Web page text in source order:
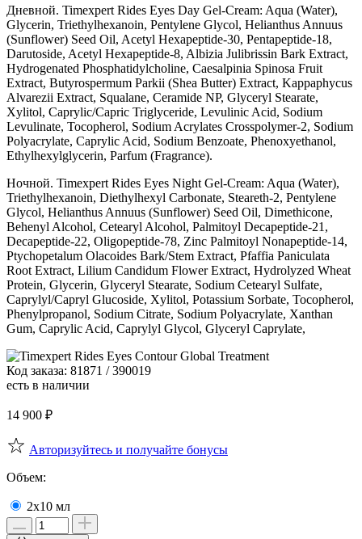
Дневной. Timexpert Rides Eyes Day Gel-Cream: Aqua (Water),
Glycerin, Triethylhexanoin, Pentylene Glycol, Helianthus Annuus
(Sunflower) Seed Oil, Acetyl Hexapeptide-30, Pentapeptide-18,
Darutoside, Acetyl Hexapeptide-8, Albizia Julibrissin Bark Extract,
Hydrogenated Phosphatidylcholine, Caesalpinia Spinosa Fruit
Extract, Butyrospermum Parkii (Shea Butter) Extract, Kappaphycus
Alvarezii Extract, Squalane, Ceramide NP, Glyceryl Stearate,
Xylitol, Caprylic/Capric Triglyceride, Levulinic Acid, Sodium
Levulinate, Tocopherol, Sodium Acrylates Crosspolymer-2, Sodium
Polyacrylate, Caprylic Acid, Sodium Benzoate, Phenoxyethanol,
Ethylhexylglycerin, Parfum (Fragrance).
Ночной. Timexpert Rides Eyes Night Gel-Cream: Aqua (Water),
Triethylhexanoin, Diethylhexyl Carbonate, Steareth-2, Pentylene
Glycol, Helianthus Annuus (Sunflower) Seed Oil, Dimethicone,
Behenyl Alcohol, Cetearyl Alcohol, Palmitoyl Decapeptide-21,
Decapeptide-22, Oligopeptide-78, Zinc Palmitoyl Nonapeptide-14,
Ptychopetalum Olacoides Bark/Stem Extract, Pfaffia Paniculata
Root Extract, Lilium Candidum Flower Extract, Hydrolyzed Wheat
Protein, Glycerin, Glyceryl Stearate, Sodium Cetearyl Sulfate,
Caprylyl/Capryl Glucoside, Xylitol, Potassium Sorbate, Tocopherol,
Phenylpropanol, Sodium Citrate, Sodium Polyacrylate, Xanthan
Gum, Caprylic Acid, Caprylyl Glycol, Glyceryl Caprylate,
Код заказа: 81871 / 390019
есть в наличии
14 900 ₽
Авторизуйтесь и получайте бонусы
Объем:
2х10 мл